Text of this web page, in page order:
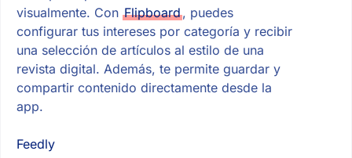
visualmente. Con Flipboard, puedes
configurar tus intereses por categoría y recibir
una selección de artículos al estilo de una
revista digital. Además, te permite guardar y
compartir contenido directamente desde la
app.
Feedly